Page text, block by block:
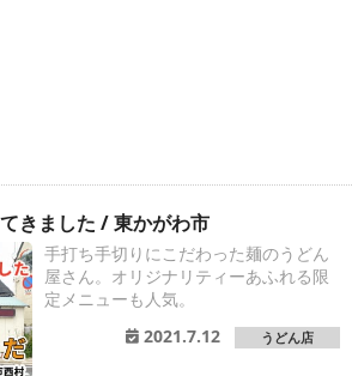
きました / 東かがわ市
手打ち手切りにこだわった麺のうどん
屋さん。オリジナリティーあふれる限
定メニューも人気。
2021.7.12
うどん店